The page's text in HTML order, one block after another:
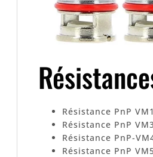
Résistance PnP
Résistance PnP
Résistance PnP-
Résistance PnP